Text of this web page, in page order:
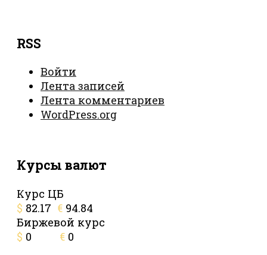
RSS
Войти
Лента записей
Лента комментариев
WordPress.org
Курсы валют
Курс ЦБ
$ 82.17 € 94.84
Биржевой курс
$ 0 € 0